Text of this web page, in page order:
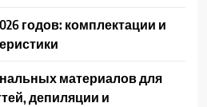
годов: комплектации и
материалов для
депиляции и